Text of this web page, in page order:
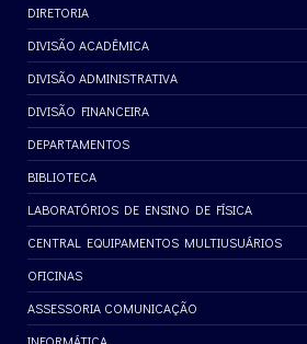
DIRETORIA
DIVISÃO ACADÊMICA
DIVISÃO ADMINISTRATIVA
DIVISÃO FINANCEIRA
DEPARTAMENTOS
BIBLIOTECA
LABORATÓRIOS DE ENSINO DE FÍSICA
CENTRAL EQUIPAMENTOS MULTIUSUÁRIOS
OFICINAS
ASSESSORIA COMUNICAÇÃO